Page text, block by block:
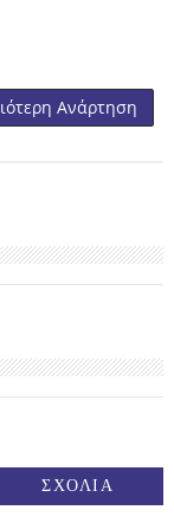
Ανάρτηση
ΣΧΟΛΙΑ